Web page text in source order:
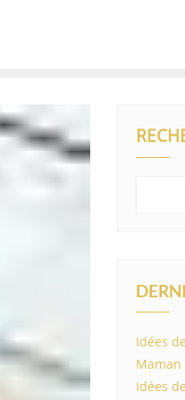
Idées
Maman
Idées